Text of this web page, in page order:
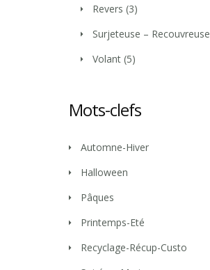
Revers (3)
Surjeteuse – Recouvreuse
Volant (5)
Mots-clefs
Automne-Hiver
Halloween
Pâques
Printemps-Eté
Recyclage-Récup-Custo